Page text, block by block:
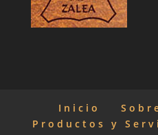
Inicio
Productos y